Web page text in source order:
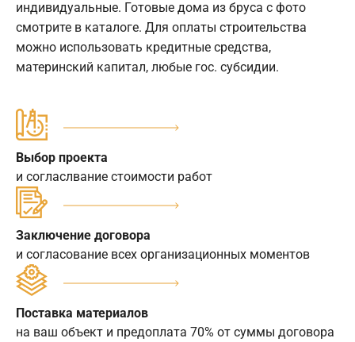
индивидуальные. Готовые дома из бруса с фото
смотрите в каталоге. Для оплаты строительства
можно использовать кредитные средства,
материнский капитал, любые гос. субсидии.
Выбор проекта
и согласлвание стоимости работ
Заключение договора
и согласование всех организационных моментов
Поставка материалов
на ваш объект и предоплата 70% от суммы договора